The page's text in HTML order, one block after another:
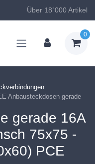
Über 18`000 Artikel
0
Anbausteckdosen gerade
gerade 16A
75x75 -
PCE